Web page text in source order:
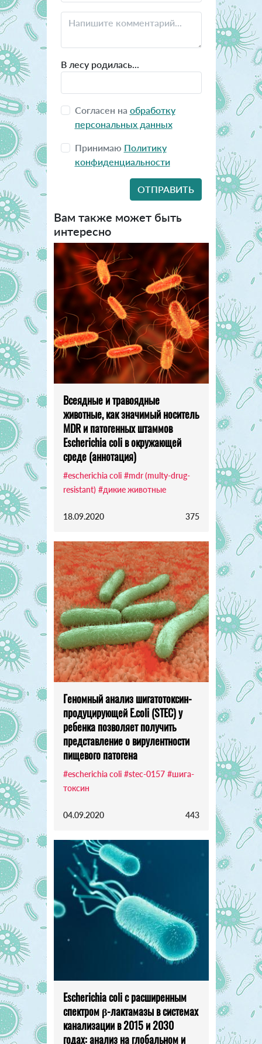
В лесу родилась...
Согласен на обработку
персональных данных
Принимаю Политику
конфиденциальности
Вам также может быть
интересно
Всеядные и травоядные
животные, как значимый носитель
MDR и патогенных штаммов
Escherichia coli в окружающей
среде (аннотация)
#escherichia coli #mdr (multy-drug-
resistant) #дикие животные
18.09.2020 375
Геномный анализ шигатотоксин-
продуцирующей E.coli (STEC) у
ребенка позволяет получить
представление о вирулентности
пищевого патогена
#escherichia coli #stec-0157 #шига-
токсин
04.09.2020 443
Escherichia coli с расширенным
спектром β-лактамазы в системах
канализации в 2015 и 2030
годах: анализ на глобальном и